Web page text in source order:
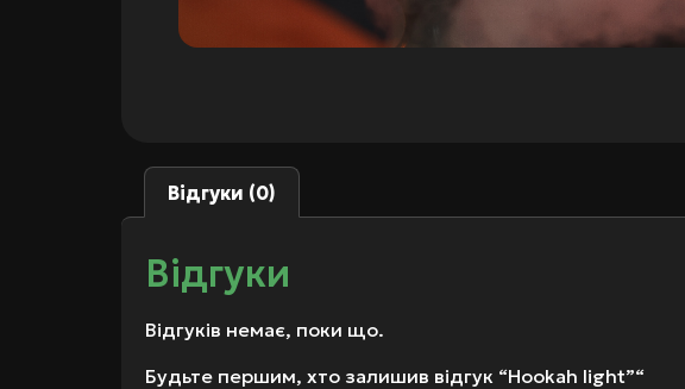
Відгуки (0)
Відгуки
Відгуків немає, поки що.
Будьте першим, хто залишив відгук “Hookah light”“